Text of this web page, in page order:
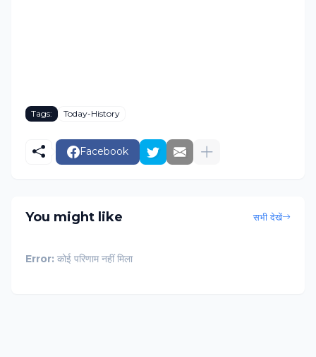
Tags: Today-History
Facebook
You might like सभी देखें
Error: कोई परिणाम नहीं मिला